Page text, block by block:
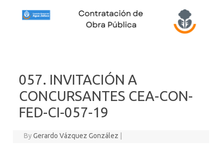
057. INVITACIÓN A
CONCURSANTES CEA-CON-
FED-CI-057-19
ByGerardo Vázquez González